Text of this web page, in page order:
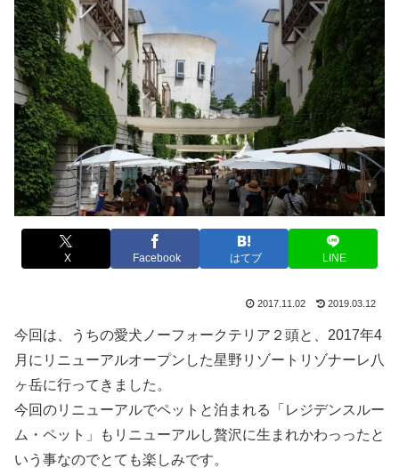
X Facebook はてブ LINE
2017.11.02 2019.03.12
今回は、うちの愛犬ノーフォークテリア２頭と、2017年4
月にリニューアルオープンした星野リゾートリゾナーレ八
ヶ岳に行ってきました。
今回のリニューアルでペットと泊まれる「レジデンスルー
ム・ペット」もリニューアルし贅沢に生まれかわっったと
いう事なのでとても楽しみです。